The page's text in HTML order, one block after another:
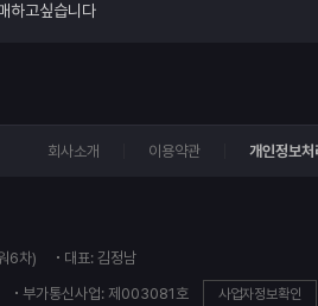
하고싶습니다
회사소개 이용약관 개인정보처
6차)
대표: 김정남
부가통신사업: 제003081호 사업자정보확인